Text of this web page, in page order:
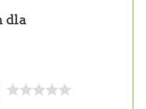
dla